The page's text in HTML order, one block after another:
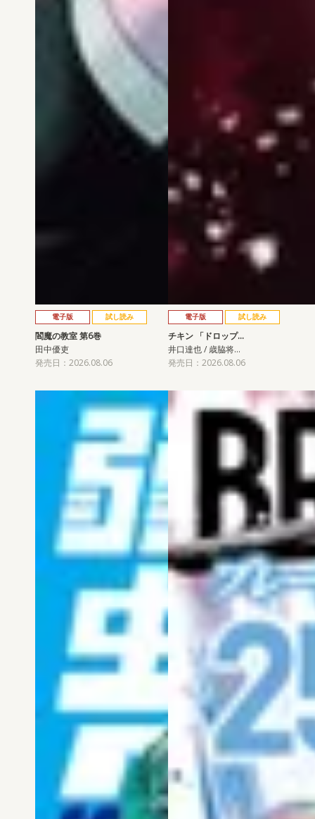
電子版 試し読み
閻魔の教室 第6巻
田中優吏
発売日：2026.08.06
電子版 試し読み
チキン 「ドロップ…
井口達也 / 歳脇将…
発売日：2026.08.06